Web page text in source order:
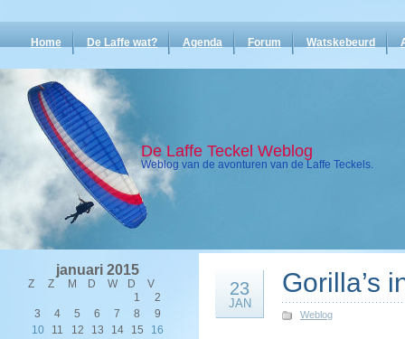
Home De Laffe wat? Agenda Forum Watskebeurd
De Laffe Teckel Weblog
Weblog van de avonturen van de Laffe Teckels.
januari 2015
Z Z M D W D
V
1
2
3
4 5 6 7 8
9
10
11 12 13 14 15
16
23
JAN
Gorilla’s
Weblog